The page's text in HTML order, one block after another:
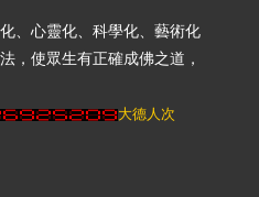
、心靈化、科學化、藝術化
，使眾生有正確成佛之道，
大德人次